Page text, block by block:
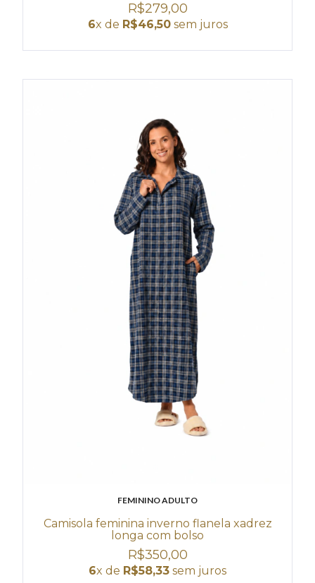
R$279,00
6x de R$46,50sem juros
FEMININO ADULTO
Camisola feminina inverno flanela xadrez
longa com bolso
R$350,00
6x de R$58,33 sem juros